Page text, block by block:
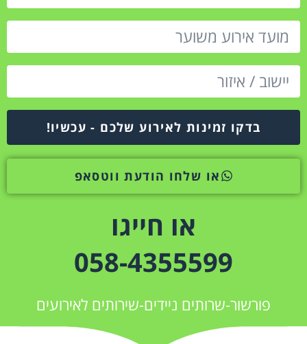
בדקו זמינות לאירוע שלכם - עכשיו!
או שלחו הודעת ווטסאפ
או חייגו
058-4355599
פורשור-שרותים ניידים-שירותים לאירועים